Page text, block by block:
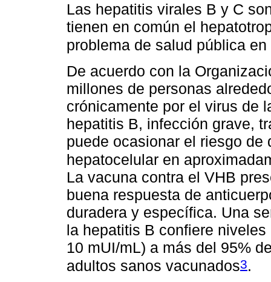
Las hepatitis virales B y C
tienen en común el
problema de salud pública
De acuerdo con la
millones de personas
crónicamente por el virus de
hepatitis B, infección grave,
puede ocasionar el riesgo
hepatocelular en
La vacuna contra el VHB
buena respuesta de
duradera y específica. Una
la hepatitis B confiere
10 mUI/mL) a más del 95%
adultos sanos vacunados3.